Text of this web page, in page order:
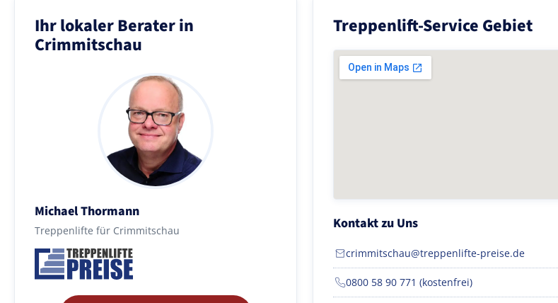
Ihr lokaler Berater in
Crimmitschau
Michael Thormann
Treppenlifte für Crimmitschau
Treppenlift-Service Gebiet
Kontakt zu Uns
crimmitschau@treppenlifte-preise.de
0800 58 90 771 (kostenfrei)